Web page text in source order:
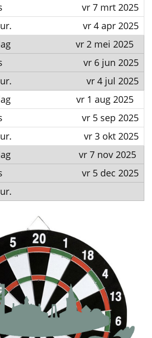
vr 7 mrt 2025
vr 4 apr 2025
vr 2 mei 2025
vr 6 jun 2025
vr 4 jul 2025
vr 1 aug 2025
vr 5 sep 2025
vr 3 okt 2025
vr 7 nov 2025
vr 5 dec 2025